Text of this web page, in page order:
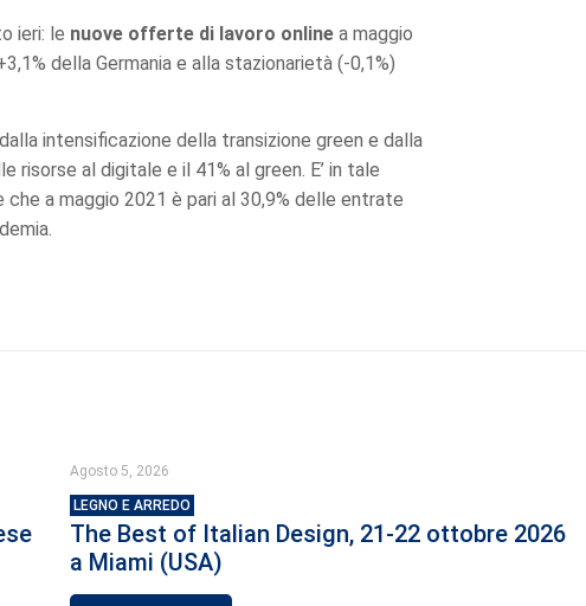
ieri: le nuove offerte di lavoro online a maggio
della Germania e alla stazionarietà (-0,1%)
intensificazione della transizione green e dalla
al digitale e il 41% al green. E’ in tale
a maggio 2021 è pari al 30,9% delle entrate
Agosto 5, 2026
LEGNO E ARREDO
The Best of Italian Design, 21-22 ottobre 2026
a Miami (USA)